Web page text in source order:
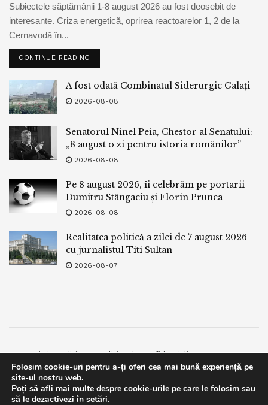
Subiectele săptămânii 1-8 august 2026 au fost deosebit de
interesante. Criza energetică, oprirea reactoarelor 1, 2 de la
Cernavodă în...
CONTINUE READING
A fost odată Combinatul Siderurgic Galați
2026-08-08
Senatorul Ninel Peia, Chestor al Senatului:
„8 august o zi pentru istoria românilor”
2026-08-08
Pe 8 august 2026, îi celebrăm pe portarii
Dumitru Stângaciu și Florin Prunea
2026-08-08
Realitatea politică a zilei de 7 august 2026
cu jurnalistul Titi Sultan
2026-08-07
Termeni si conditii
Politica de confidentialitate
Facebook
Contact
© 2019bpnews- Business & Politics Newsbpnews.
Folosim cookie-uri pentru a-ți oferi cea mai bună experiență pe
site-ul nostru web.
Poți să afli mai multe despre cookie-urile pe care le folosim sau
să le dezactivezi în setări.
This website uses GDPR cookies. By continuing to use this